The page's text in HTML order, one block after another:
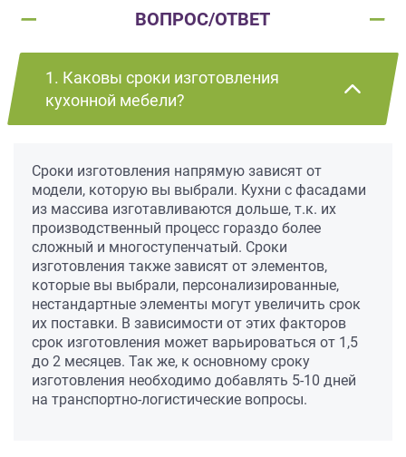
ВОПРОС/ОТВЕТ
1. Каковы сроки изготовления
кухонной мебели?
Сроки изготовления напрямую зависят от
модели, которую вы выбрали. Кухни с фасадами
из массива изготавливаются дольше, т.к. их
производственный процесс гораздо более
сложный и многоступенчатый. Сроки
изготовления также зависят от элементов,
которые вы выбрали, персонализированные,
нестандартные элементы могут увеличить срок
их поставки. В зависимости от этих факторов
срок изготовления может варьироваться от 1,5
до 2 месяцев. Так же, к основному сроку
изготовления необходимо добавлять 5-10 дней
на транспортно-логистические вопросы.